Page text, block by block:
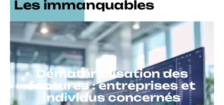
Les immanquables
Dématérialisation des
factures : entreprises et
individus concernés